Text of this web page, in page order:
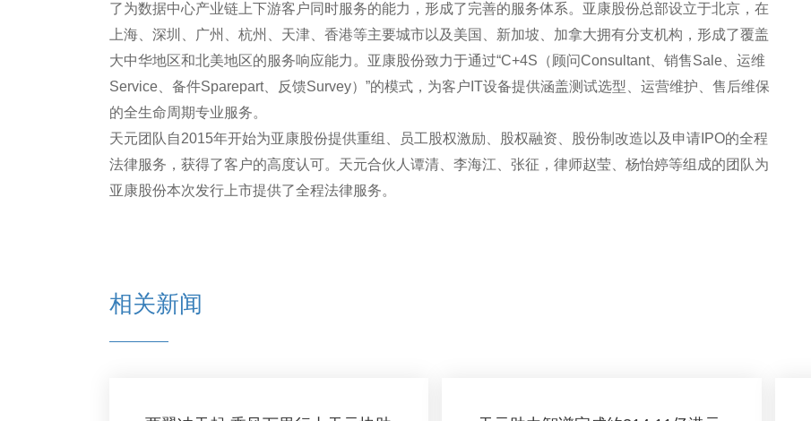
了为数据中心产业链上下游客户同时服务的能力，形成了完善的服务体系。亚康股份总部设立于北京，在
上海、深圳、广州、杭州、天津、香港等主要城市以及美国、新加坡、加拿大拥有分支机构，形成了覆盖
大中华地区和北美地区的服务响应能力。亚康股份致力于通过“C+4S（顾问Consultant、销售Sale、运维
Service、备件Sparepart、反馈Survey）”的模式，为客户IT设备提供涵盖测试选型、运营维护、售后维保
的全生命周期专业服务。
天元团队自2015年开始为亚康股份提供重组、员工股权激励、股权融资、股份制改造以及申请IPO的全程
法律服务，获得了客户的高度认可。天元合伙人谭清、李海江、张征，律师赵莹、杨怡婷等组成的团队为
亚康股份本次发行上市提供了全程法律服务。
相关新闻